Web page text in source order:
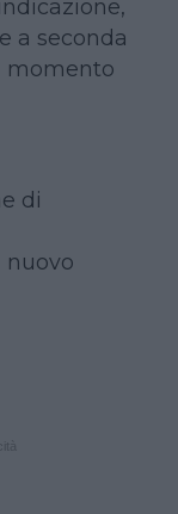
a seconda
momento
di
nuovo